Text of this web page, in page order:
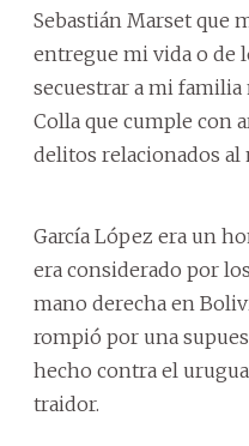
Sebastián Marset que
entregue mi vida o de
secuestrar a mi familia
Colla que cumple con
delitos relacionados al
García López era un
era considerado por
mano derecha en
rompió por una
hecho contra el
traidor.